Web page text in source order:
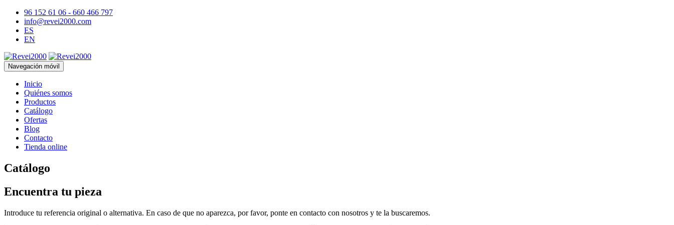
96 152 61 06 - 660 466 797
info@revei2000.com
ES
EN
Navegación móvil
Inicio
Quiénes somos
Productos
Catálogo
Ofertas
Blog
Contacto
Tienda online
Catálogo
Encuentra tu pieza
Introduce tu referencia original o alternativa. En caso de que no aparezca, por favor, ponte en contacto con nosotros y te la buscaremos.